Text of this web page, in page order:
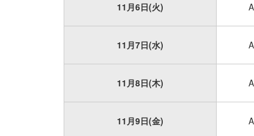
11月6日(火)
11月7日(水)
11月8日(木)
11月9日(金)